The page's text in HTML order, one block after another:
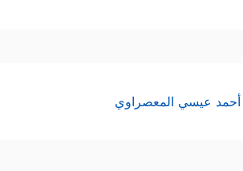
أحمد عيسي المعصراوي